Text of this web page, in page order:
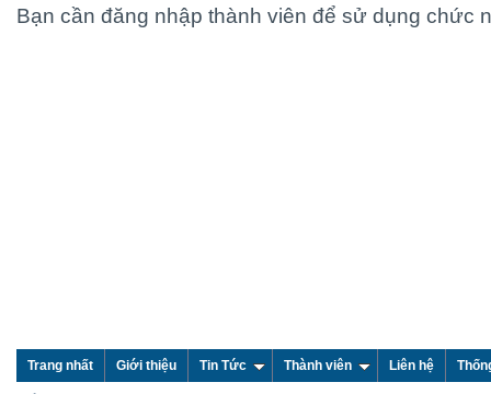
Bạn cần đăng nhập thành viên để sử dụng chức
Trang nhất Giới thiệu Tin Tức Thành viên Liên hệ